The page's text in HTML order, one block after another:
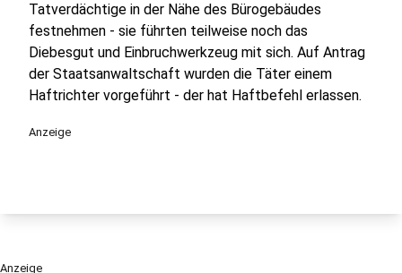
Tatverdächtige in der Nähe des Bürogebäudes
festnehmen - sie führten teilweise noch das
Diebesgut und Einbruchwerkzeug mit sich. Auf Antrag
der Staatsanwaltschaft wurden die Täter einem
Haftrichter vorgeführt - der hat Haftbefehl erlassen.
Anzeige
Anzeige